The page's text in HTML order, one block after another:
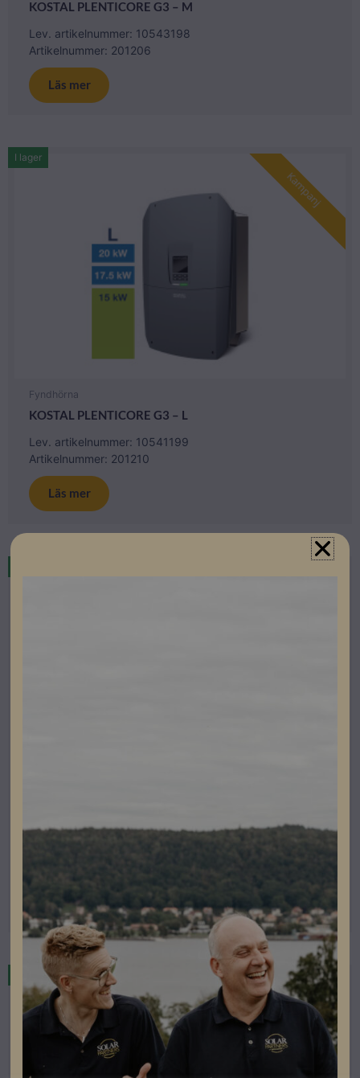
KOSTAL PLENTICORE G3 – M
Lev. artikelnummer: 10543198
Artikelnummer: 201206
Läs mer
Kampanj
Fyndhörna
KOSTAL PLENTICORE G3 – L
Lev. artikelnummer: 10541199
Artikelnummer: 201210
I lager
Läs mer
Kostal PLENTICORE plus 8.5kW G2
Artikelnummer: 201002
Läs mer
Beställningsvara
Restnoterad